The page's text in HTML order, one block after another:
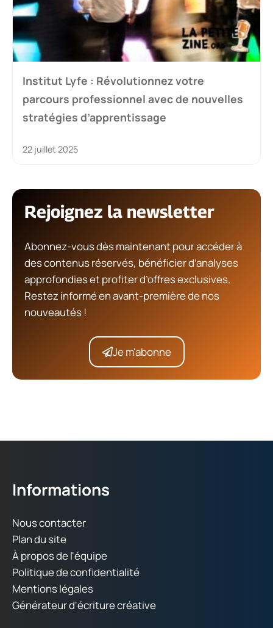
Institut Lyfe : Révolutionnez votre
parcours professionnel avec de nouvelles
stratégies d’apprentissage
22 juillet 2025
Rejoignez la newsletter
Abonnez-vous dès maintenant pour accéder à
des contenus réservés, bénéficier d’analyses
approfondies et profiter d’offres exclusives.
Restez informé en avant-première de nos
nouveautés !
Je m'abonne
Informations
Nous contacter
Plan du site
À propos de l'équipe
Politique de confidentialité
Mentions légales
Générateur d'écriture créative